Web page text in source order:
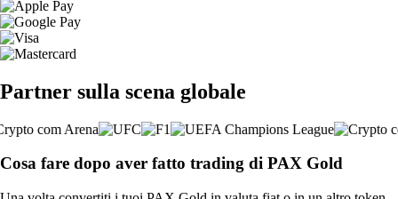
Partner sulla scena globale
Cosa fare dopo aver fatto trading di PAX Gold